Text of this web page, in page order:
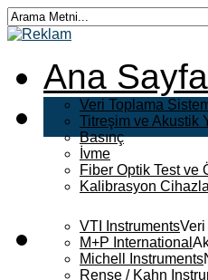
Ana Sayfa
Veri Toplama
Titreşim ve Akustik
Basınç
İvme
Fiber Optik Test ve
Kalibrasyon
VTI Instruments
M+P International
Michell Instruments
Rense / Kahn